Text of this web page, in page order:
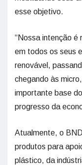
esse objetivo.
“Nossa intenção é
em todos os seus
renovável,
chegando às
importante base
progresso da
Atualmente, o
produtos para
plástico, da